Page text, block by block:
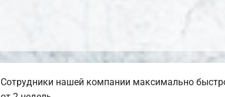
Сотрудники нашей компании максимально